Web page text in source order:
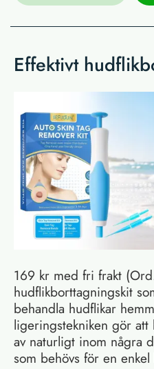
Effektivt
169 kr med fri frakt
hudflikborttagningskit
behandla hudflikar
ligeringstekniken gör
av naturligt inom några
som behövs för en